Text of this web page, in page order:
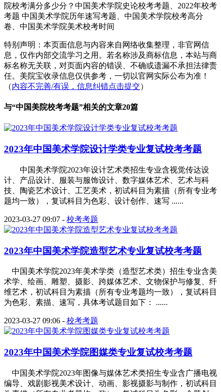
院校考满分多少分？中国美术学院史论校考考题、2022年校考
考题 中国美术学院历年速写考题、中国美术学院校考高分
卷、中国美术学院美术校考时间
特别声明：本页面信息与内容来自网络收集整理，非官网信
息，仅作内部交流学习之用。若名称涉及商标信息，本站与商
标名称无关联，对页面内容的错误、不确或遗漏不承担法律责
任。美院宝收录信息仅供参考，一切以官网实际公布为准！
（内容不完善/有误，信息纠错点击提交）
与“中国美院校考考题”相关的文章20篇
2023年中国美术学院设计学类专业复试校考考题
中国美术学院2023年设计艺术类招生专业含视觉传达设
计、产品设计、服装与服饰设计、数字媒体艺术、艺术与科
技、陶瓷艺术设计、工艺美术，初试科目为素描（所有专业考
题均一致），复试科目为色彩、设计创作、速写 ......
2023-03-27 09:07 - 校考考题
2023年中国美术学院造型艺术专业复试校考考题
中国美术学院2023年美术学类（造型艺术类）招生专业含美
术学、绘画、雕塑、摄影、跨媒体艺术、文物保护与修复、纤
维艺术，初试科目为素描（所有专业考题均一致），复试科目
为色彩、素描、速写，具体考试题目如下： ......
2023-03-27 09:06 - 校考考题
2023年中国美术学院图媒类专业复试校考考题
中国美术学院2023年图像与媒体艺术类招生专业含广播电视
编导、戏剧影视美术设计、动画、影视摄影与制作，初试科目